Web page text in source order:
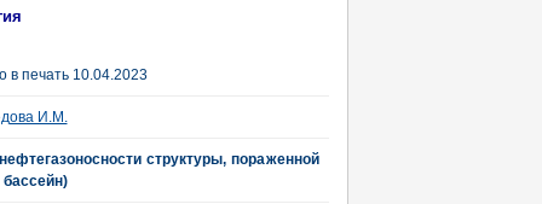
в печать 10.04.2023
И.М.
структуры, пораженной